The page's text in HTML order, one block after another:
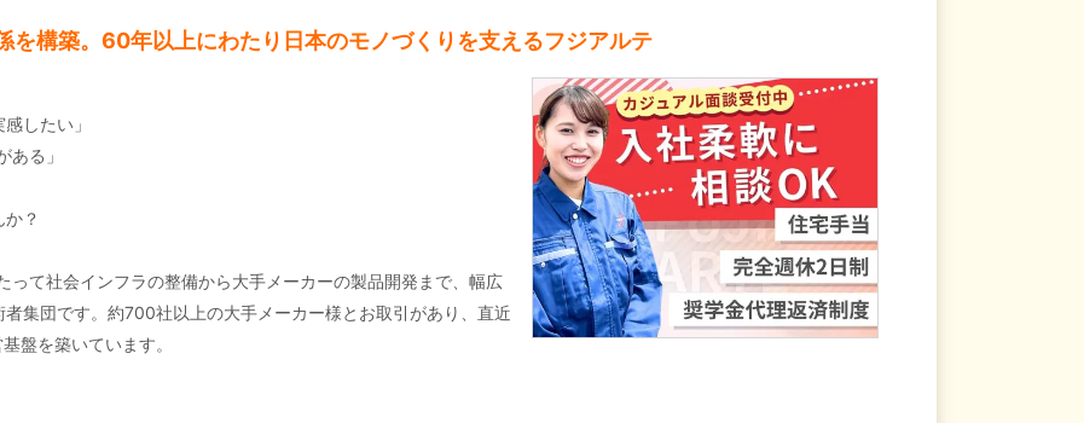
を構築。60年以上にわたり日本のモノづくりを支えるフジアルテ
したい」
ある」
？
って社会インフラの整備から大手メーカーの製品開発まで、幅広
集団です。約700社以上の大手メーカー様とお取引があり、直近
盤を築いています。